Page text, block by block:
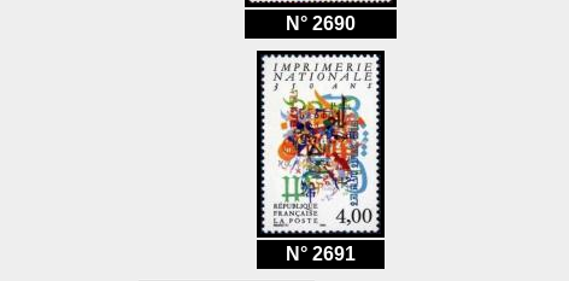
N° 2690
N° 2691